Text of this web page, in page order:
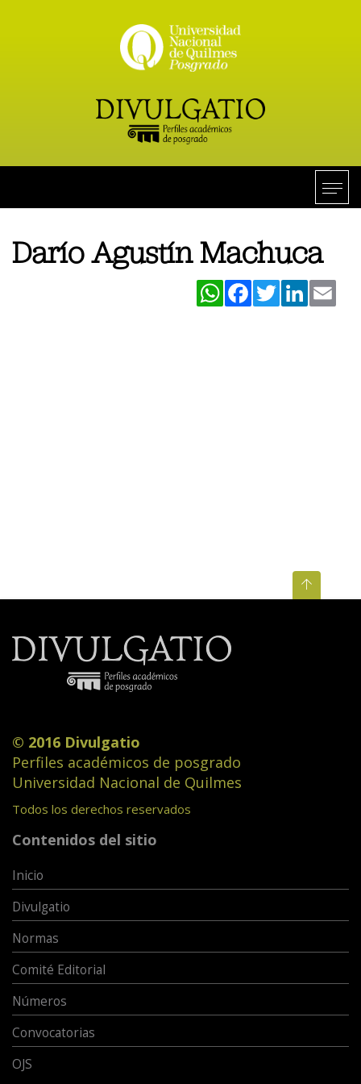
Darío Agustín Machuca
WhatsAppFacebookTwitterLinkedIn
© 2016 Divulgatio
Perfiles académicos de posgrado
Universidad Nacional de Quilmes
Todos los derechos reservados
Contenidos del sitio
Inicio
Divulgatio
Normas
Comité Editorial
Números
Convocatorias
OJS